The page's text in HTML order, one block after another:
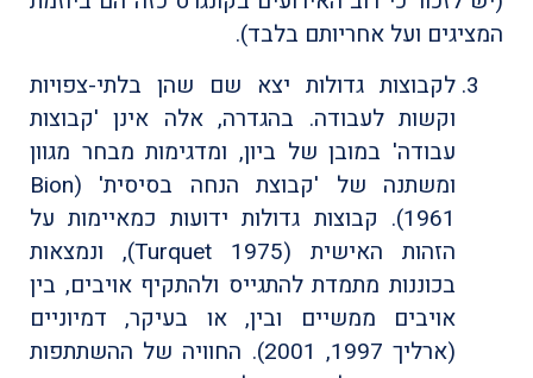
המציגים ועל אחריותם בלבד).
לקבוצות גדולות יצא שם שהן בלתי-צפויות
וקשות לעבודה. בהגדרה, אלה אינן 'קבוצות
עבודה' במובן של ביון, ומדגימות מבחר מגוון
ומשתנה של 'קבוצת הנחה בסיסית' (Bion
1961). קבוצות גדולות ידועות כמאיימות על
הזהות האישית (Turquet 1975), ונמצאות
בכוננות מתמדת להתגייס ולהתקיף אויבים, בין
אויבים ממשיים ובין, או בעיקר, דמיוניים
(ארליך 1997, 2001). החוויה של ההשתתפות